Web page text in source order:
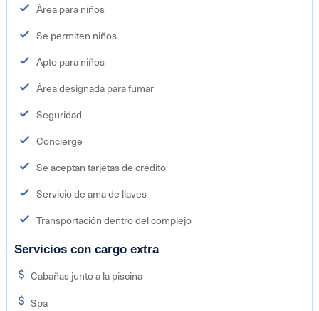
Área para niños
Se permiten niños
Apto para niños
Área designada para fumar
Seguridad
Concierge
Se aceptan tarjetas de crédito
Servicio de ama de llaves
Transportación dentro del complejo
Servicios con cargo extra
Cabañas junto a la piscina
Spa